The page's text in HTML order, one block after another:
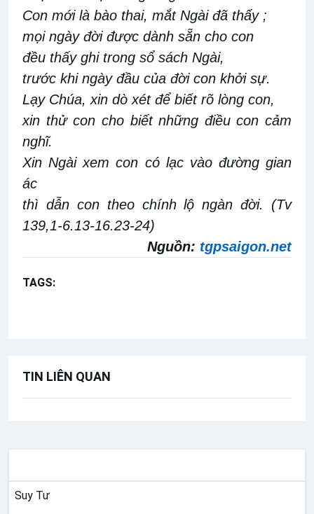
Con mới là bào thai, mắt Ngài đã thấy ;
mọi ngày đời được dành sẵn cho con
đều thấy ghi trong sổ sách Ngài,
trước khi ngày đầu của đời con khởi sự.
Lạy Chúa, xin dò xét để biết rõ lòng con,
xin thử con cho biết những điều con cảm
nghĩ.
Xin Ngài xem con có lạc vào đường gian
ác
thì dẫn con theo chính lộ ngàn đời. (Tv
139,1-6.13-16.23-24)
Nguồn: tgpsaigon.net
TAGS:
TIN LIÊN QUAN
Suy Tư